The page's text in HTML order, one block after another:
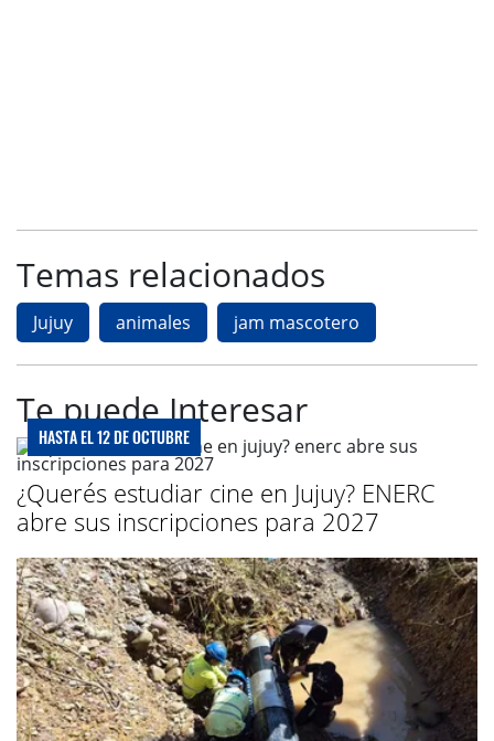
Temas relacionados
Jujuy animales jam mascotero
Te puede Interesar
HASTA EL 12 DE OCTUBRE
¿Querés estudiar cine en Jujuy? ENERC
abre sus inscripciones para 2027